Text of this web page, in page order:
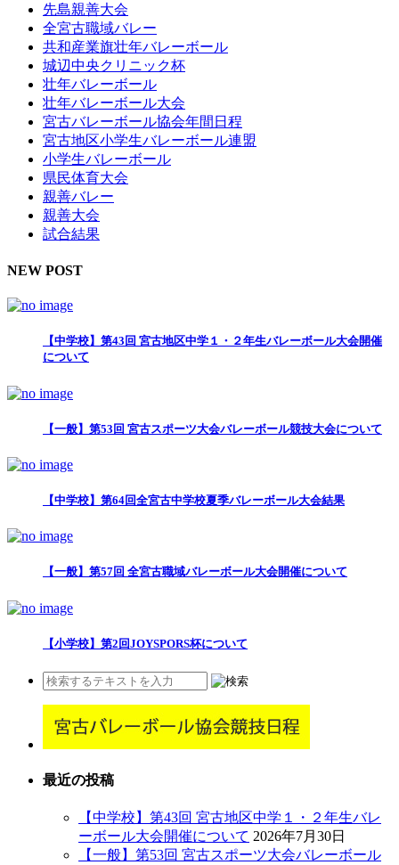
先島親善大会
全宮古職域バレー
共和産業旗壮年バレーボール
城辺中央クリニック杯
壮年バレーボール
壮年バレーボール大会
宮古バレーボール協会年間日程
宮古地区小学生バレーボール連盟
小学生バレーボール
県民体育大会
親善バレー
親善大会
試合結果
NEW POST
【中学校】第43回 宮古地区中学１・２年生バレーボール大会開催
について
【一般】第53回 宮古スポーツ大会バレーボール競技大会について
【中学校】第64回全宮古中学校夏季バレーボール大会結果
【一般】第57回 全宮古職域バレーボール大会開催について
【小学校】第2回JOYSPORS杯について
最近の投稿
【中学校】第43回 宮古地区中学１・２年生バレ
ーボール大会開催について 2026年7月30日
【一般】第53回 宮古スポーツ大会バレーボール